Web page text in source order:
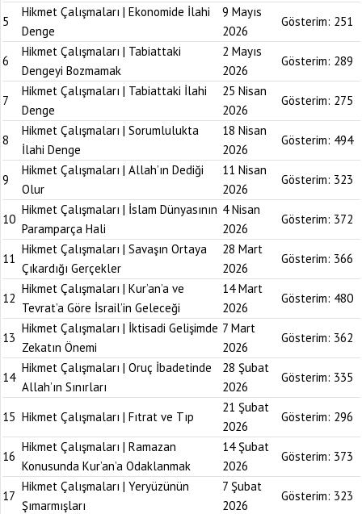
5
Hikmet Çalışmaları | Ekonomide İlahi
Denge
9 Mayıs
2026
Gösterim: 251
6
Hikmet Çalışmaları | Tabiattaki
Dengeyi Bozmamak
2 Mayıs
2026
Gösterim: 289
7
Hikmet Çalışmaları | Tabiattaki İlahi
Denge
25 Nisan
2026
Gösterim: 275
8
Hikmet Çalışmaları | Sorumlulukta
İlahi Denge
18 Nisan
2026
Gösterim: 494
9
Hikmet Çalışmaları | Allah’ın Dediği
Olur
11 Nisan
2026
Gösterim: 323
10
Hikmet Çalışmaları | İslam Dünyasının
Paramparça Hali
4 Nisan
2026
Gösterim: 372
11
Hikmet Çalışmaları | Savaşın Ortaya
Çıkardığı Gerçekler
28 Mart
2026
Gösterim: 366
12
Hikmet Çalışmaları | Kur’an’a ve
Tevrat’a Göre İsrail’in Geleceği
14 Mart
2026
Gösterim: 480
13
Hikmet Çalışmaları | İktisadi Gelişimde
Zekatın Önemi
7 Mart
2026
Gösterim: 362
14
Hikmet Çalışmaları | Oruç İbadetinde
Allah’ın Sınırları
28 Şubat
2026
Gösterim: 335
15 Hikmet Çalışmaları | Fıtrat ve Tıp
21 Şubat
2026
Gösterim: 296
16
Hikmet Çalışmaları | Ramazan
Konusunda Kur’an’a Odaklanmak
14 Şubat
2026
Gösterim: 373
17
Hikmet Çalışmaları | Yeryüzünün
Şımarmışları
7 Şubat
2026
Gösterim: 323